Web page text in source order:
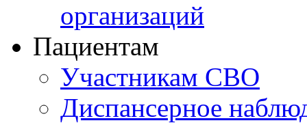
организаций
Пациентам
Участникам СВО
Диспансерное